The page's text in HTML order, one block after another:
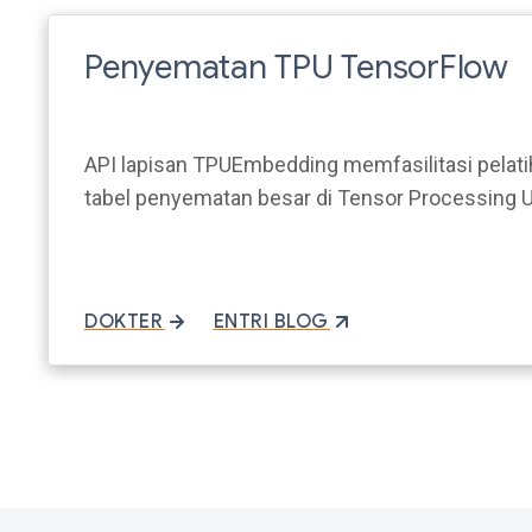
Penyematan TPU TensorFlow
API lapisan TPUEmbedding memfasilitasi
tabel penyematan besar di Tensor Processing
DOKTER ENTRI BLOG